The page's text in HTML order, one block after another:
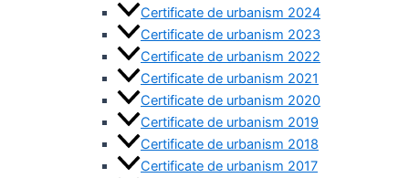
Certificate de urbanism 2024
Certificate de urbanism 2023
Certificate de urbanism 2022
Certificate de urbanism 2021
Certificate de urbanism 2020
Certificate de urbanism 2019
Certificate de urbanism 2018
Certificate de urbanism 2017